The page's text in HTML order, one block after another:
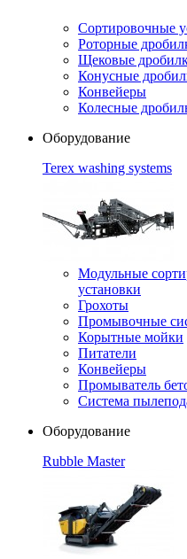
Сортировочные
Роторные
Щековые
Конусные
Конвейеры
Колесные
Оборудование
Terex washing systems
Модульные
установки
Грохоты
Промывочные
Корытные мойки
Питатели
Конвейеры
Промыватель
Система
Оборудование
Rubble Master